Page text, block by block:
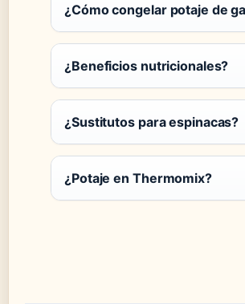
¿Cómo congelar potaje de
¿Beneficios nutricionales?
¿Sustitutos para espinacas?
¿Potaje en Thermomix?